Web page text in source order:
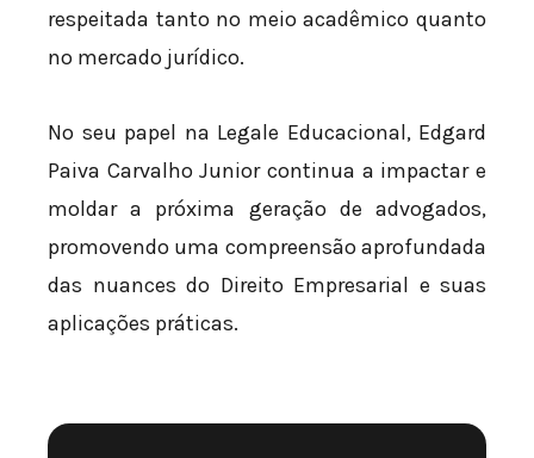
respeitada tanto no meio acadêmico quanto
no mercado jurídico.
No seu papel na Legale Educacional, Edgard
Paiva Carvalho Junior continua a impactar e
moldar a próxima geração de advogados,
promovendo uma compreensão aprofundada
das nuances do Direito Empresarial e suas
aplicações práticas.